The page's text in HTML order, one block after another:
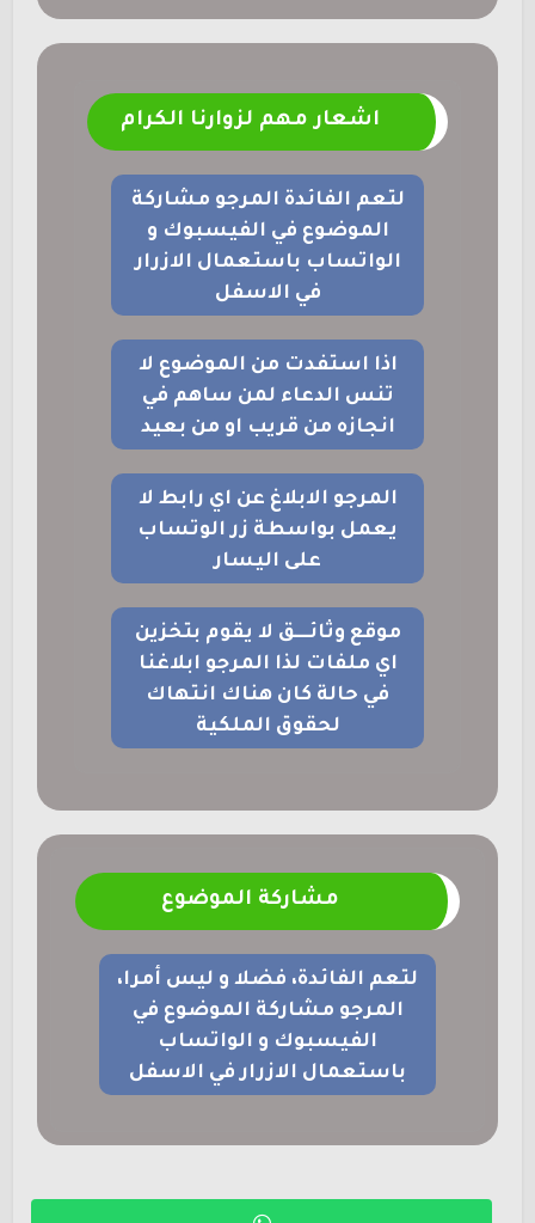
اشعار مهم لزوارنا الكرام
لتعم الفائدة المرجو مشاركة
الموضوع في الفيسبوك و
الواتساب باستعمال الازرار
في الاسفل
اذا استفدت من الموضوع لا
تنس الدعاء لمن ساهم في
انجازه من قريب او من بعيد
المرجو الابلاغ عن اي رابط لا
يعمل بواسطة زر الوتساب
على اليسار
موقع وثائــــق لا يقوم بتخزين
اي ملفات لذا المرجو ابلاغنا
في حالة كان هناك انتهاك
لحقوق الملكية
مشاركة الموضوع
لتعم الفائدة، فضلا و ليس أمرا،
المرجو مشاركة الموضوع في
الفيسبوك و الواتساب
باستعمال الازرار في الاسفل